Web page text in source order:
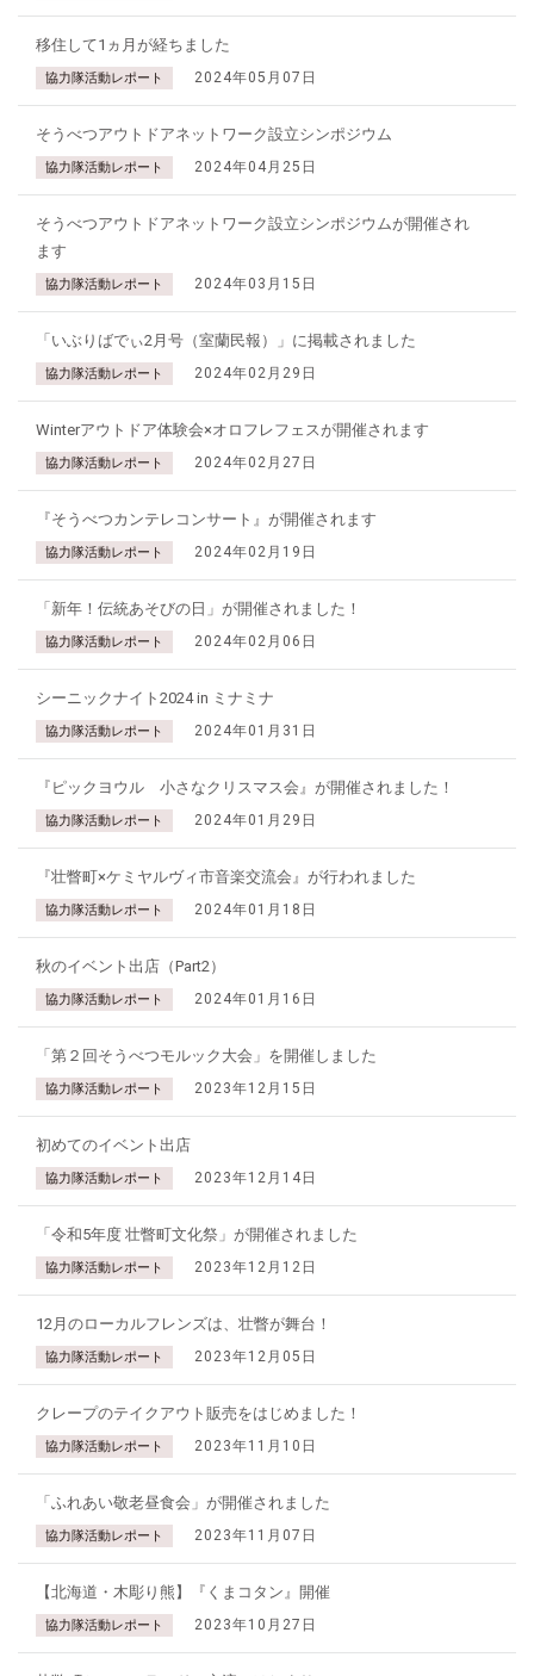
移住して1ヵ月が経ちました
協力隊活動レポート 2024年05月07日
そうべつアウトドアネットワーク設立シンポジウム
協力隊活動レポート 2024年04月25日
そうべつアウトドアネットワーク設立シンポジウムが開催され
ます
協力隊活動レポート 2024年03月15日
「いぶりばでぃ2月号（室蘭民報）」に掲載されました
協力隊活動レポート 2024年02月29日
Winterアウトドア体験会×オロフレフェスが開催されます
協力隊活動レポート 2024年02月27日
『そうべつカンテレコンサート』が開催されます
協力隊活動レポート 2024年02月19日
「新年！伝統あそびの日」が開催されました！
協力隊活動レポート 2024年02月06日
シーニックナイト2024 in ミナミナ
協力隊活動レポート 2024年01月31日
『ピックヨウル 小さなクリスマス会』が開催されました！
協力隊活動レポート 2024年01月29日
『壮瞥町×ケミヤルヴィ市音楽交流会』が行われました
協力隊活動レポート 2024年01月18日
秋のイベント出店（Part2）
協力隊活動レポート 2024年01月16日
「第２回そうべつモルック大会」を開催しました
協力隊活動レポート 2023年12月15日
初めてのイベント出店
協力隊活動レポート 2023年12月14日
「令和5年度 壮瞥町文化祭」が開催されました
協力隊活動レポート 2023年12月12日
12月のローカルフレンズは、壮瞥が舞台！
協力隊活動レポート 2023年12月05日
クレープのテイクアウト販売をはじめました！
協力隊活動レポート 2023年11月10日
「ふれあい敬老昼食会」が開催されました
協力隊活動レポート 2023年11月07日
【北海道・木彫り熊】『くまコタン』開催
協力隊活動レポート 2023年10月27日